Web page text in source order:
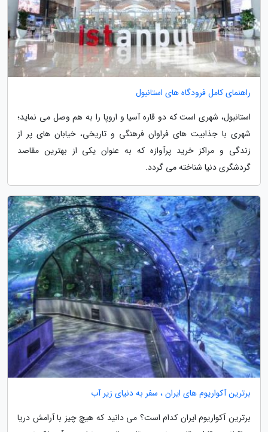
راهنمای کامل فرودگاه های استانبول
استانبول، شهری است که دو قاره آسیا و اروپا را به هم وصل می نماید؛
شهری با جذابیت های فراوان فرهنگی و تاریخی، خیابان های پر از
زندگی و مراکز خرید پرآوازه که به عنوان یکی از بهترین مقاصد
گردشگری دنیا شناخته می گردد.
برترین آکواریوم های ایران ، سفر به دنیای زیر آب
برترین آکواریوم ایران کدام است؟ می دانید که هیچ چیز با آرامش دریا